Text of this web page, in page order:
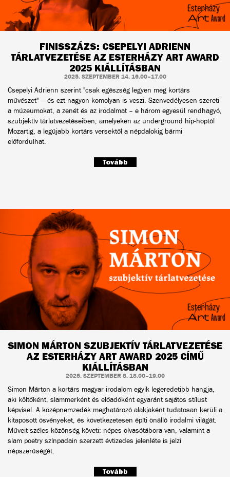
FINISSZÁZS: CSEPELYI ADRIENN
TÁRLATVEZETÉSE AZ ESTERHÁZY ART AWARD
2025 KIÁLLÍTÁSBAN
2025. SZEPTEMBER 14. 16.00–17.00
Csepelyi Adrienn szerint "csak egészség legyen meg kortárs
művészet" — és ezt nagyon komolyan is veszi. Szenvedélyesen szereti
a múzeumokat, a zenét és az irodalmat – e három egyesül rendhagyó,
szubjektív tárlatvezetéseiben, amelyeken az underground hip-hoptól
Mozartig, a legújabb kortárs versektől a népdalokig bármi
előfordulhat.
Tovább
SIMON MÁRTON SZUBJEKTÍV TÁRLATVEZETÉSE
AZ ESTERHÁZY ART AWARD 2025 CÍMŰ
KIÁLLÍTÁSBAN
2025. SZEPTEMBER 8. 18.00–19.00
Simon Márton a kortárs magyar irodalom egyik legeredetibb hangja,
aki költőként, slammerként és előadóként egyaránt sajátos stílust
képvisel. A középnemzedék meghatározó alakjaként tudatosan kerüli a
kitaposott ösvényeket, és következetesen építi önálló irodalmi világát.
Műveit széles közönség követi: népes olvasótábora van, valamint a
slam poetry színpadain szerzett évtizedes jelenléte is jelzi
népszerűségét.
Tovább